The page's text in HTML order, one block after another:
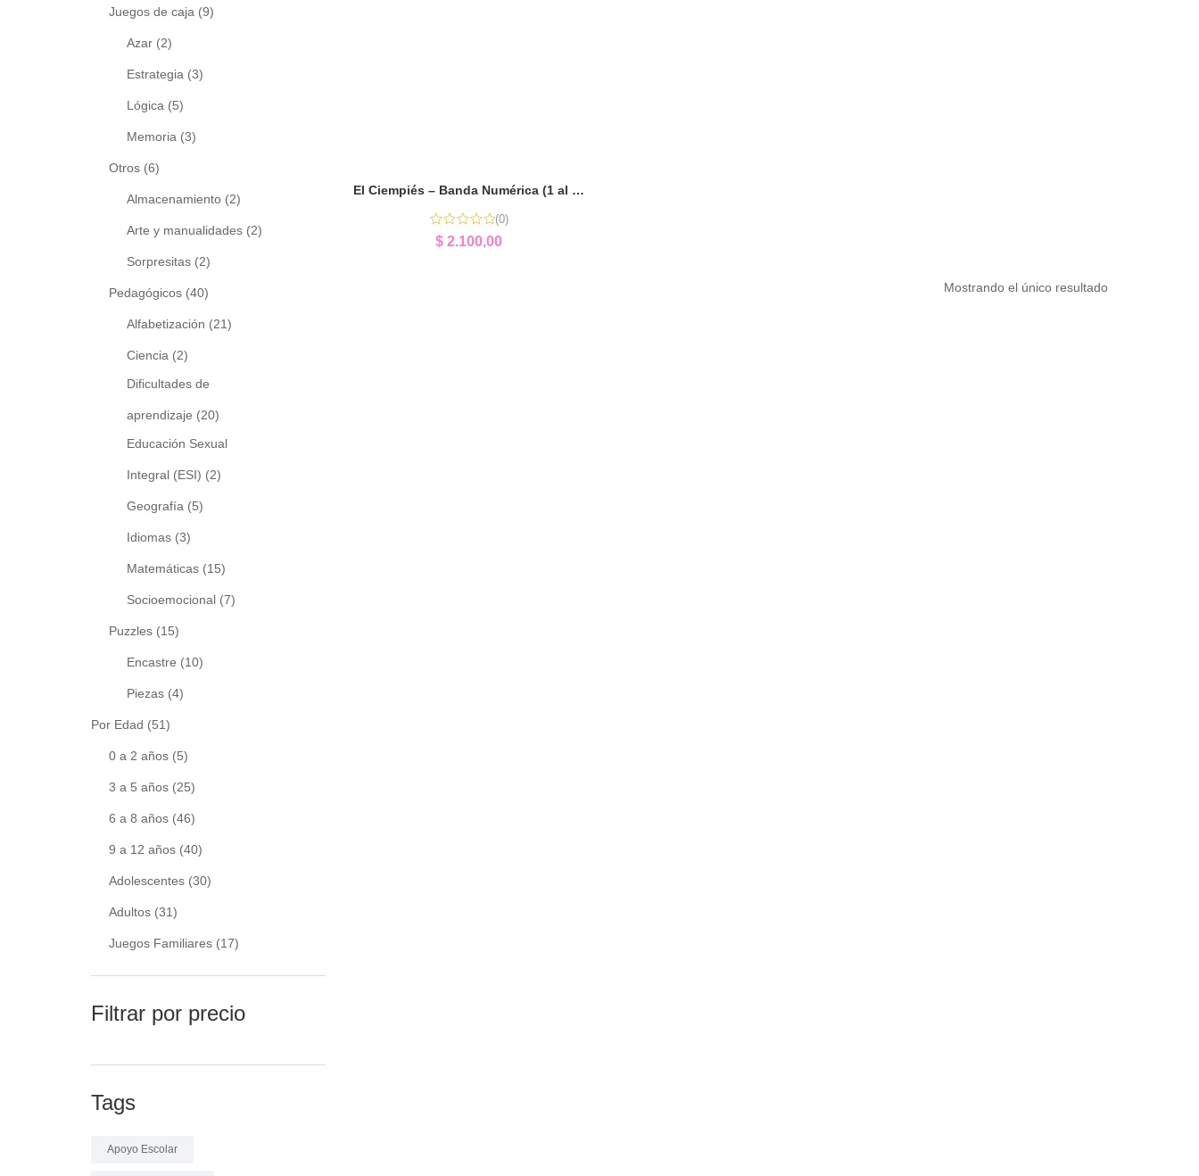
Juegos de caja (9)
Azar (2)
Estrategia (3)
Lógica (5)
Memoria (3)
Otros (6)
Almacenamiento (2)
Arte y manualidades (2)
Sorpresitas (2)
Pedagógicos (40)
Alfabetización (21)
Ciencia (2)
Dificultades de
aprendizaje (20)
Educación Sexual
Integral (ESI) (2)
Geografía (5)
Idiomas (3)
Matemáticas (15)
Socioemocional (7)
Puzzles (15)
Encastre (10)
Piezas (4)
Por Edad (51)
0 a 2 años (5)
3 a 5 años (25)
6 a 8 años (46)
9 a 12 años (40)
Adolescentes (30)
Adultos (31)
Juegos Familiares (17)
Filtrar por precio
Tags
Apoyo Escolar
El Ciempiés – Banda Numérica (1 al 10) | Aprender Jugando con Números
(0)
$ 2.100,00
Mostrando el único resultado